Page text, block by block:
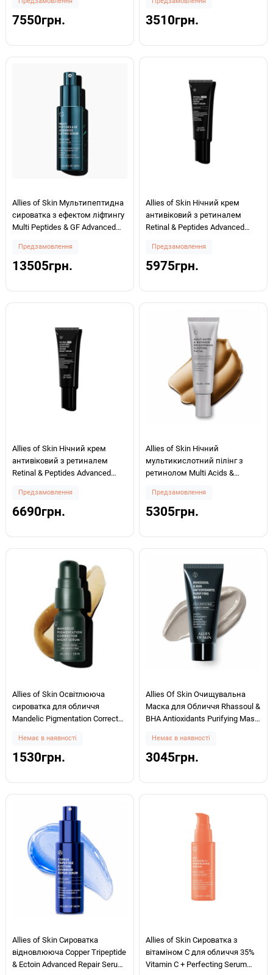
7550грн. 3510грн.
Allies of Skin Мультипептидна
сироватка з ефектом ліфтингу
Multi Peptides & GF Advanced
Предзамовлення
13505грн.
Allies of Skin Нічний крем
антивіковий з ретиналем
Retinal & Peptides Advanced
Предзамовлення
5975грн.
Allies of Skin Нічний крем
антивіковий з ретиналем
Retinal & Peptides Advanced
Предзамовлення
6690грн.
Allies of Skin Нічний
мультикислотний пілінг з
ретинолом Multi Acids &
Facial 50мл
Предзамовлення
5305грн.
Allies of Skin Освітлююча
сироватка для обличчя
Mandelic Pigmentation Corrector
Немає в наявності
1530грн.
Allies Of Skin Очищувальна
Маска для Обличчя Rhassoul &
BHA Antioxidants Purifying Mask
Немає в наявності
3045грн.
Allies of Skin Сироватка
відновлююча Copper Tripeptide
& Ectoin Advanced Repair Serum
Allies of Skin Сироватка з
вітаміном С для обличчя 35%
Vitamin C + Perfecting Serum